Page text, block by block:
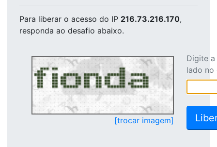
Para liberar o acesso do IP 216.73.216.170,
responda ao desafio abaixo.
[trocar imagem]
Digite
lado no